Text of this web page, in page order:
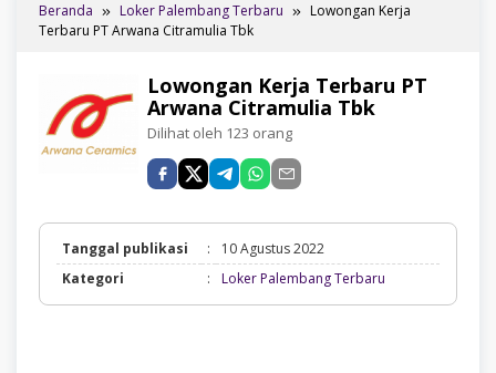
Beranda Loker Palembang Terbaru
Lowongan Kerja
Terbaru PT Arwana Citramulia Tbk
Lowongan Kerja Terbaru PT
Arwana Citramulia Tbk
Dilihat oleh 123 orang
Tanggal publikasi :
10 Agustus 2022
Kategori
: Loker Palembang Terbaru